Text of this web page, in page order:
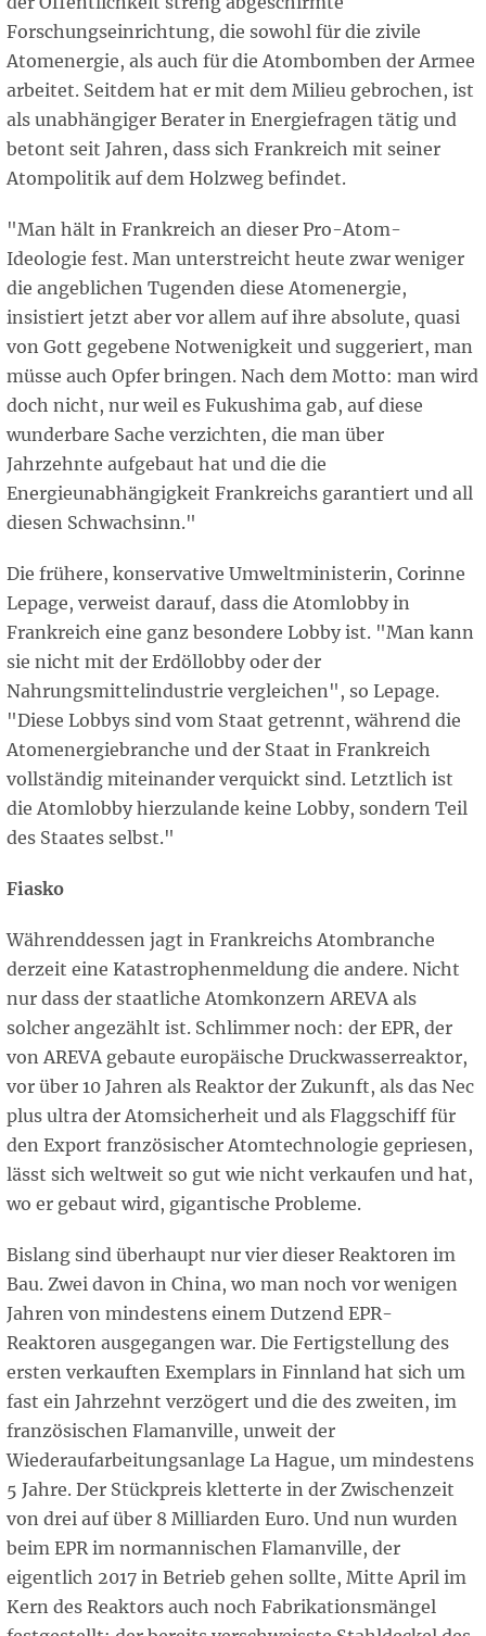
Forschungseinrichtung, die sowohl für die zivile
Atomenergie, als auch für die Atombomben der Armee
arbeitet. Seitdem hat er mit dem Milieu gebrochen, ist
als unabhängiger Berater in Energiefragen tätig und
betont seit Jahren, dass sich Frankreich mit seiner
Atompolitik auf dem Holzweg befindet.
"Man hält in Frankreich an dieser Pro-Atom-
Ideologie fest. Man unterstreicht heute zwar weniger
die angeblichen Tugenden diese Atomenergie,
insistiert jetzt aber vor allem auf ihre absolute, quasi
von Gott gegebene Notwenigkeit und suggeriert, man
müsse auch Opfer bringen. Nach dem Motto: man wird
doch nicht, nur weil es Fukushima gab, auf diese
wunderbare Sache verzichten, die man über
Jahrzehnte aufgebaut hat und die die
Energieunabhängigkeit Frankreichs garantiert und all
diesen Schwachsinn."
Die frühere, konservative Umweltministerin, Corinne
Lepage, verweist darauf, dass die Atomlobby in
Frankreich eine ganz besondere Lobby ist. "Man kann
sie nicht mit der Erdöllobby oder der
Nahrungsmittelindustrie vergleichen", so Lepage.
"Diese Lobbys sind vom Staat getrennt, während die
Atomenergiebranche und der Staat in Frankreich
vollständig miteinander verquickt sind. Letztlich ist
die Atomlobby hierzulande keine Lobby, sondern Teil
des Staates selbst."
Fiasko
Währenddessen jagt in Frankreichs Atombranche
derzeit eine Katastrophenmeldung die andere. Nicht
nur dass der staatliche Atomkonzern AREVA als
solcher angezählt ist. Schlimmer noch: der EPR, der
von AREVA gebaute europäische Druckwasserreaktor,
vor über 10 Jahren als Reaktor der Zukunft, als das Nec
plus ultra der Atomsicherheit und als Flaggschiff für
den Export französischer Atomtechnologie gepriesen,
lässt sich weltweit so gut wie nicht verkaufen und hat,
wo er gebaut wird, gigantische Probleme.
Bislang sind überhaupt nur vier dieser Reaktoren im
Bau. Zwei davon in China, wo man noch vor wenigen
Jahren von mindestens einem Dutzend EPR-
Reaktoren ausgegangen war. Die Fertigstellung des
ersten verkauften Exemplars in Finnland hat sich um
fast ein Jahrzehnt verzögert und die des zweiten, im
französischen Flamanville, unweit der
Wiederaufarbeitungsanlage La Hague, um mindestens
5 Jahre. Der Stückpreis kletterte in der Zwischenzeit
von drei auf über 8 Milliarden Euro. Und nun wurden
beim EPR im normannischen Flamanville, der
eigentlich 2017 in Betrieb gehen sollte, Mitte April im
Kern des Reaktors auch noch Fabrikationsmängel